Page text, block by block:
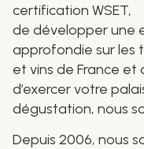
certification WSET,
de développer une
approfondie sur les
et vins de France
d’exercer votre
dégustation, nous
Depuis 2006, nous